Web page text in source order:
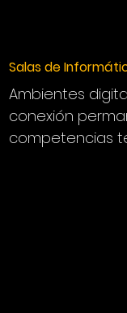
Salas de
Ambientes
conexión
competencias